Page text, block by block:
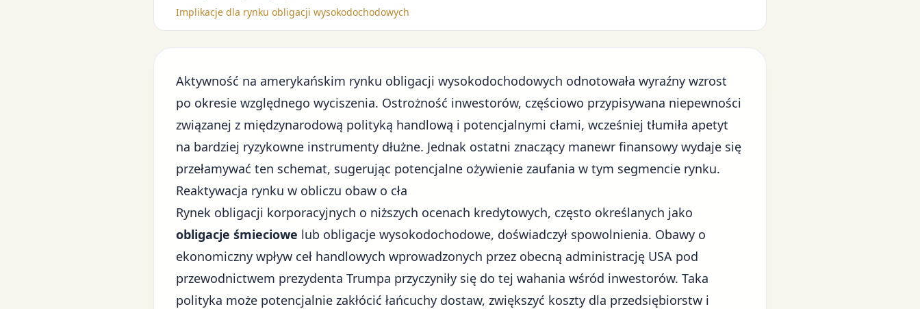
Implikacje dla rynku obligacji wysokodochodowych
Aktywność na amerykańskim rynku obligacji wysokodochodowych odnotowała wyraźny wzrost
po okresie względnego wyciszenia. Ostrożność inwestorów, częściowo przypisywana niepewności
związanej z międzynarodową polityką handlową i potencjalnymi cłami, wcześniej tłumiła apetyt
na bardziej ryzykowne instrumenty dłużne. Jednak ostatni znaczący manewr finansowy wydaje się
przełamywać ten schemat, sugerując potencjalne ożywienie zaufania w tym segmencie rynku.
Reaktywacja rynku w obliczu obaw o cła
Rynek obligacji korporacyjnych o niższych ocenach kredytowych, często określanych jako
obligacje śmieciowe lub obligacje wysokodochodowe, doświadczył spowolnienia. Obawy o
ekonomiczny wpływ ceł handlowych wprowadzonych przez obecną administrację USA pod
przewodnictwem prezydenta Trumpa przyczyniły się do tej wahania wśród inwestorów. Taka
polityka może potencjalnie zakłócić łańcuchy dostaw, zwiększyć koszty dla przedsiębiorstw i